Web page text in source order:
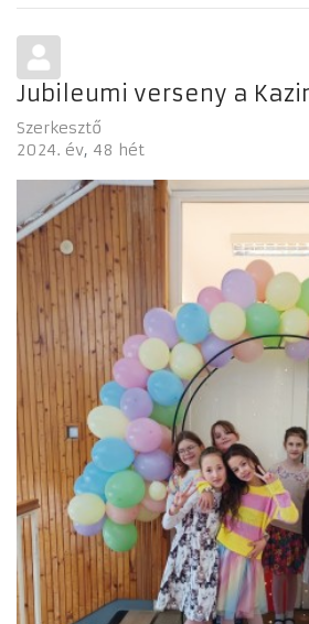
Jubileumi verseny a
Szerkesztő
2024. év 48 hét